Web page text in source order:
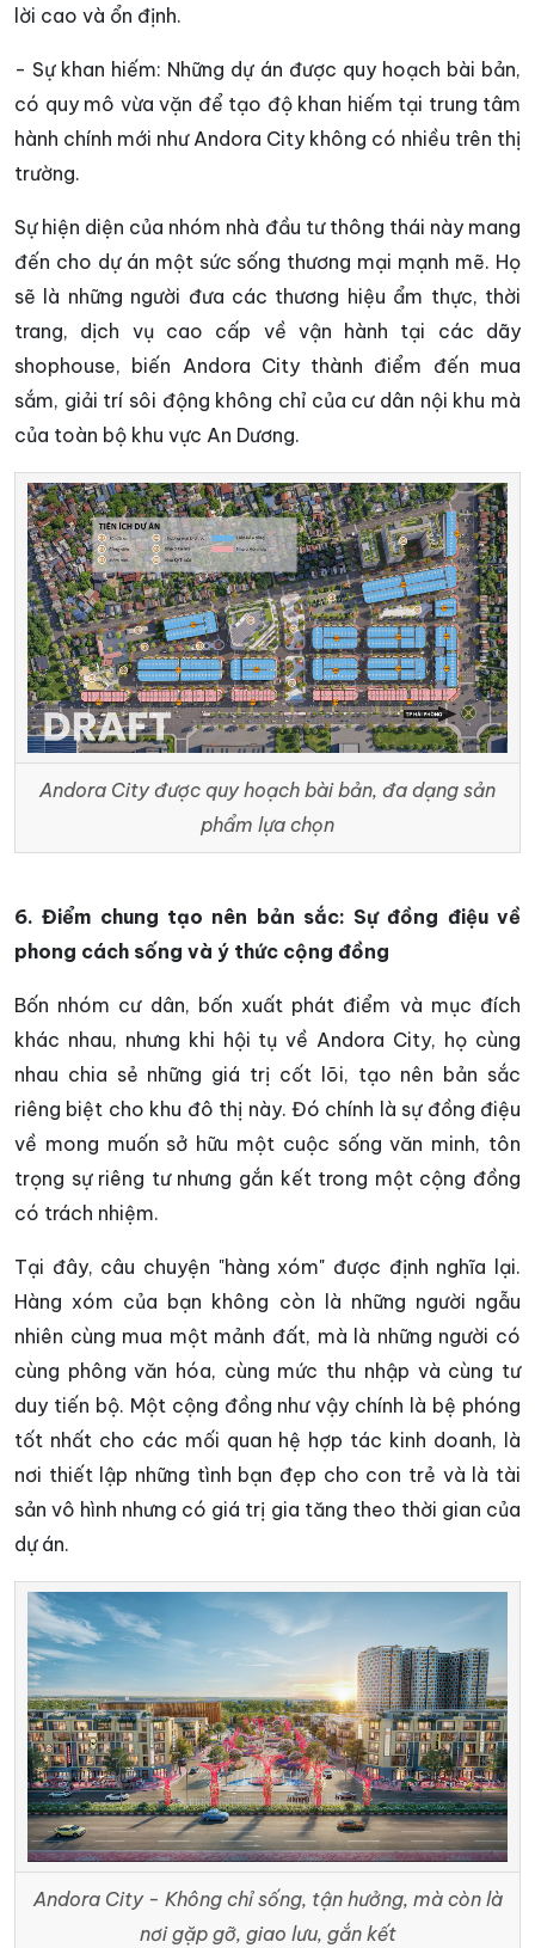
lời cao và ổn định.
- Sự khan hiếm: Những dự án được quy hoạch bài bản,
có quy mô vừa vặn để tạo độ khan hiếm tại trung tâm
hành chính mới như Andora City không có nhiều trên thị
trường.
Sự hiện diện của nhóm nhà đầu tư thông thái này mang
đến cho dự án một sức sống thương mại mạnh mẽ. Họ
sẽ là những người đưa các thương hiệu ẩm thực, thời
trang, dịch vụ cao cấp về vận hành tại các dãy
shophouse, biến Andora City thành điểm đến mua
sắm, giải trí sôi động không chỉ của cư dân nội khu mà
của toàn bộ khu vực An Dương.
Andora City được quy hoạch bài bản, đa dạng sản
phẩm lựa chọn
6. Điểm chung tạo nên bản sắc: Sự đồng điệu về
phong cách sống và ý thức cộng đồng
Bốn nhóm cư dân, bốn xuất phát điểm và mục đích
khác nhau, nhưng khi hội tụ về Andora City, họ cùng
nhau chia sẻ những giá trị cốt lõi, tạo nên bản sắc
riêng biệt cho khu đô thị này. Đó chính là sự đồng điệu
về mong muốn sở hữu một cuộc sống văn minh, tôn
trọng sự riêng tư nhưng gắn kết trong một cộng đồng
có trách nhiệm.
Tại đây, câu chuyện "hàng xóm" được định nghĩa lại.
Hàng xóm của bạn không còn là những người ngẫu
nhiên cùng mua một mảnh đất, mà là những người có
cùng phông văn hóa, cùng mức thu nhập và cùng tư
duy tiến bộ. Một cộng đồng như vậy chính là bệ phóng
tốt nhất cho các mối quan hệ hợp tác kinh doanh, là
nơi thiết lập những tình bạn đẹp cho con trẻ và là tài
sản vô hình nhưng có giá trị gia tăng theo thời gian của
dự án.
Andora City - Không chỉ sống, tận hưởng, mà còn là
nơi gặp gỡ, giao lưu, gắn kết